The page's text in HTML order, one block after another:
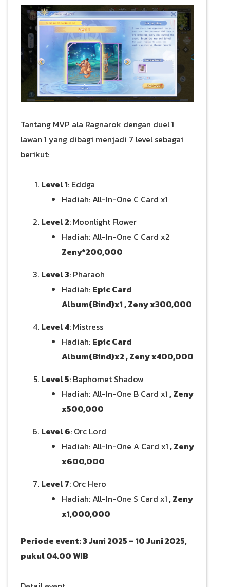
Tantang MVP ala Ragnarok dengan duel 1
lawan 1 yang dibagi menjadi 7 level sebagai
berikut:
Level 1: Eddga
Hadiah: All-In-One C Card x1
Level 2: Moonlight Flower
Hadiah: All-In-One C Card x2
Zeny*200,000
Level 3: Pharaoh
Hadiah: Epic Card
Album(Bind)x1 , Zeny x300,000
Level 4: Mistress
Hadiah: Epic Card
Album(Bind)x2 , Zeny x400,000
Level 5: Baphomet Shadow
Hadiah: All-In-One B Card x1, Zeny
x500,000
Level 6: Orc Lord
Hadiah: All-In-One A Card x1, Zeny
x600,000
Level 7: Orc Hero
Hadiah: All-In-One S Card x1, Zeny
x1,000,000
Periode event: 3 Juni 2025 – 10 Juni 2025,
pukul 04.00 WIB